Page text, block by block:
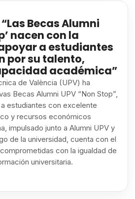
Becas Alumni
nacen con la
a estudiantes
por su talento,
académica”
de València (UPV) ha
Becas Alumni UPV “Non Stop”,
estudiantes con excelente
y recursos económicos
impulsado junto a Alumni UPV y
de la universidad, cuenta con el
con la igualdad de
universitaria.